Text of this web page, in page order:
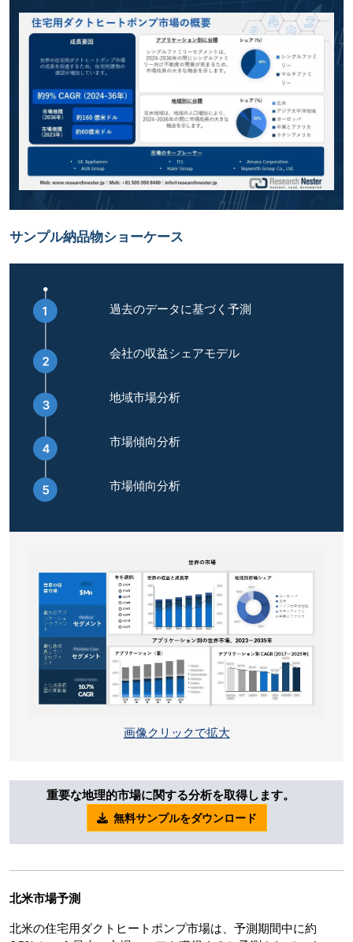
サンプル納品物ショーケース
過去のデータに基づく予測
会社の収益シェアモデル
地域市場分析
市場傾向分析
市場傾向分析
画像クリックで拡大
重要な地理的市場に関する分析を取得します。
無料サンプルをダウンロード
北米市場予測
北米の住宅用ダクトヒートポンプ市場は、予測期間中に約